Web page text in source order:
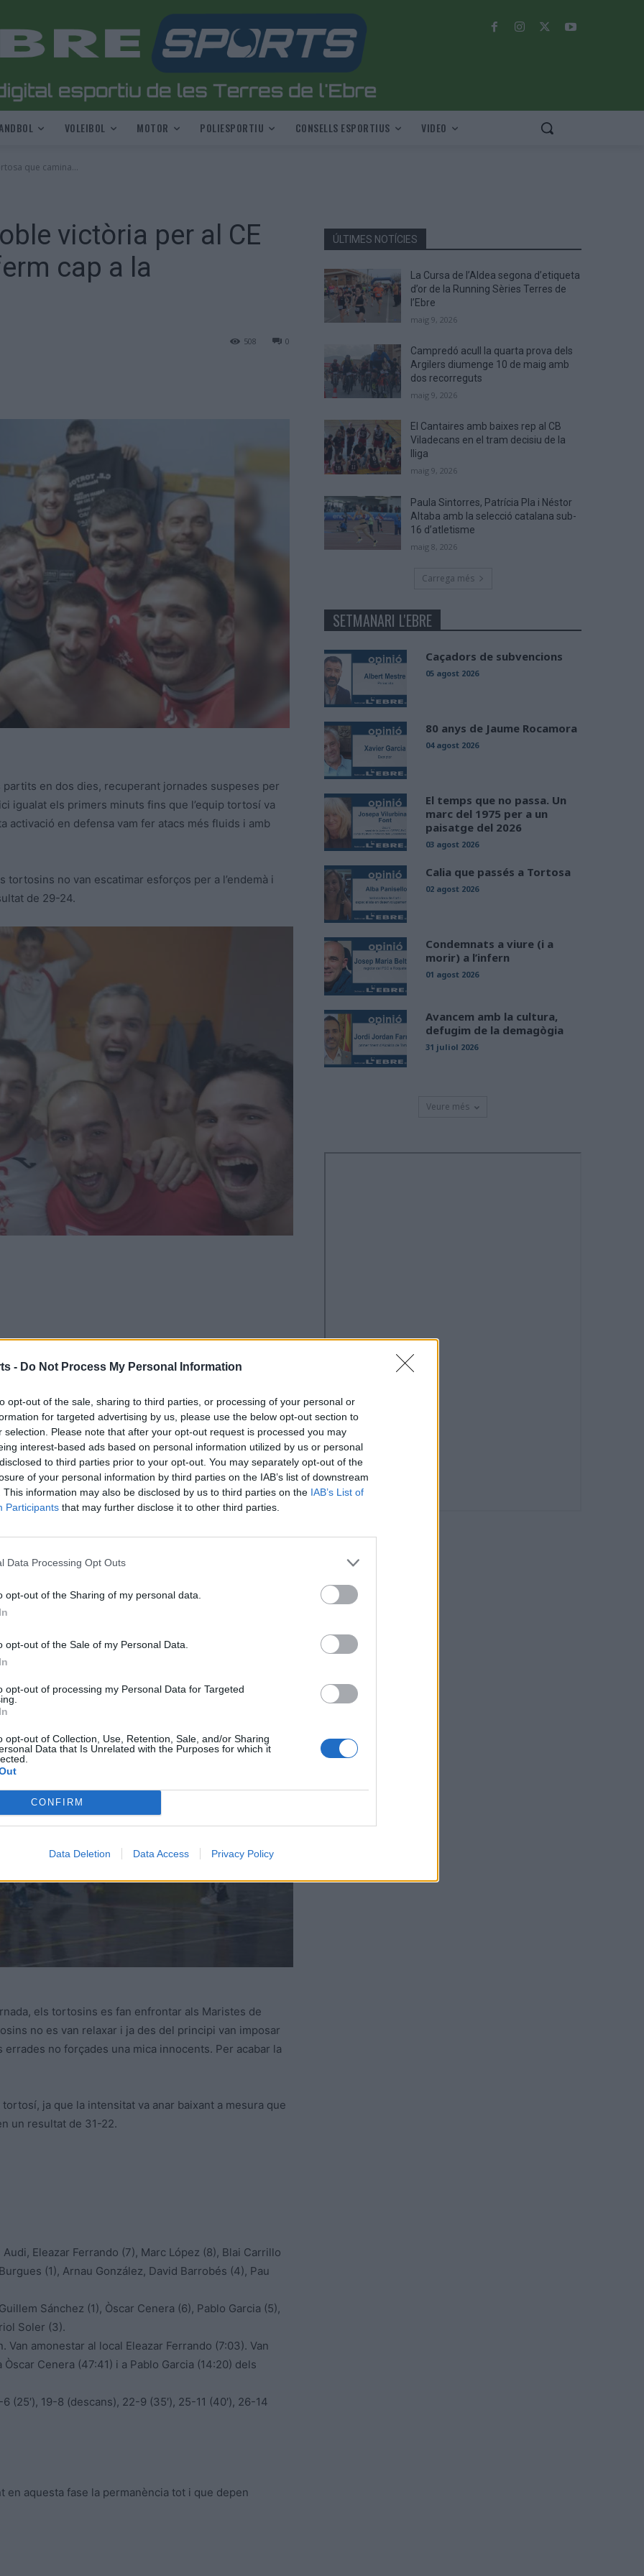
- Do Not Process My Personal Information
opt-out of the sale, sharing to third parties, or processing of your personal or
for targeted advertising by us, please use the below opt-out section to
selection. Please note that after your opt-out request is processed you may
interest-based ads based on personal information utilized by us or personal
to third parties prior to your opt-out. You may separately opt-out of the
of your personal information by third parties on the IAB’s list of downstream
This information may also be disclosed by us to third parties on the IAB’s List of
Participants that may further disclose it to other third parties.
Data Processing Opt Outs
opt-out of the Sharing of my personal data.
opt-out of the Sale of my Personal Data.
opt-out of processing my Personal Data for Targeted
opt-out of Collection, Use, Retention, Sale, and/or Sharing
Data that Is Unrelated with the Purposes for which it
CONFIRM
Data Deletion Data Access Privacy Policy
VOLEIBOL MOTOR POLIESPORTIU CONSELLS ESPORTIUS VIDEO
que camina...
victòria per al CE
cap a la
0
508
partits en dos dies, recuperant jornades suspeses per
igualat els primers minuts fins que l’equip tortosí va
activació en defensa vam fer atacs més fluids i amb
no van escatimar esforços per a l’endemà i
de 29-24.
Abel, Gerard Deu.
Alan Suárez, Carlos Fernández (2), Eduardo Gimeno
(1), Eduard Pascual (1), Jairo Sala, Artal Abadias (3),
Van amonestar al local Jordi Audí (15:19) i als visitants
als locals Jordi Audí (17:32), Eleazar Ferrando (2)
Valero (36:39).
13-10 (descans), 13-12 (35′), 18-15 (40′), 20-18
una victòria per a salvar-se
els tortosins es fan enfrontar als Maristes de
no es van relaxar i ja des del principi van imposar
no forçades una mica innocents. Per acabar la
ja que la intensitat va anar baixant a mesura que
un resultat de 31-22.
Eleazar Ferrando (7), Marc López (8), Blai Carrillo
(1), Arnau González, David Barrobés (4), Pau
Sánchez (1), Òscar Cenera (6), Pablo Garcia (5),
Soler (3).
Van amonestar al local Eleazar Ferrando (7:03). Van
Cenera (47:41) i a Pablo Garcia (14:20) dels
(25′), 19-8 (descans), 22-9 (35′), 25-11 (40′), 26-14
aquesta fase la permanència tot i que depen
ÚLTIMES NOTÍCIES
La Cursa de l’Aldea segona d’etiqueta
d’or de la Running Sèries Terres de
l’Ebre
maig 9, 2026
Campredó acull la quarta prova dels
Argilers diumenge 10 de maig amb
dos recorreguts
maig 9, 2026
El Cantaires amb baixes rep al CB
Viladecans en el tram decisiu de la
lliga
maig 9, 2026
Paula Sintorres, Patrícia Pla i Néstor
Altaba amb la selecció catalana sub-
16 d’atletisme
maig 8, 2026
Carrega més
SETMANARI L'EBRE
Caçadors de subvencions
05 agost 2026
80 anys de Jaume Rocamora
04 agost 2026
El temps que no passa. Un
marc del 1975 per a un
paisatge del 2026
03 agost 2026
Calia que passés a Tortosa
02 agost 2026
Condemnats a viure (i a
morir) a l’infern
01 agost 2026
Avancem amb la cultura,
defugim de la demagògia
31 juliol 2026
Veure més